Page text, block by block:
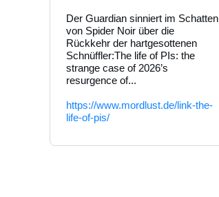
Der Guardian sinniert im Schatten
von Spider Noir über die
Rückkehr der hartgesottenen
Schnüffler:The life of PIs: the
strange case of 2026’s
resurgence of...
https://www.mordlust.de/link-the-
life-of-pis/